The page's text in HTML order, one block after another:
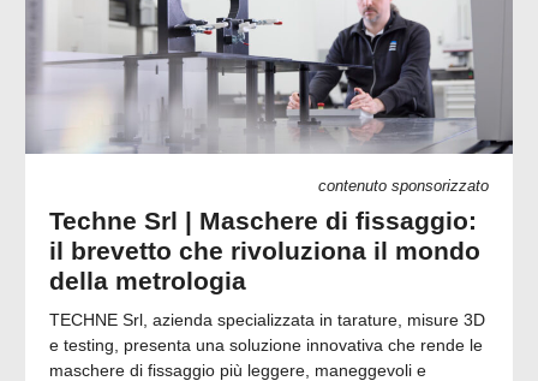
contenuto sponsorizzato
Techne Srl | Maschere di fissaggio:
il brevetto che rivoluziona il mondo
della metrologia
TECHNE Srl, azienda specializzata in tarature, misure 3D
e testing, presenta una soluzione innovativa che rende le
maschere di fissaggio più leggere, maneggevoli e